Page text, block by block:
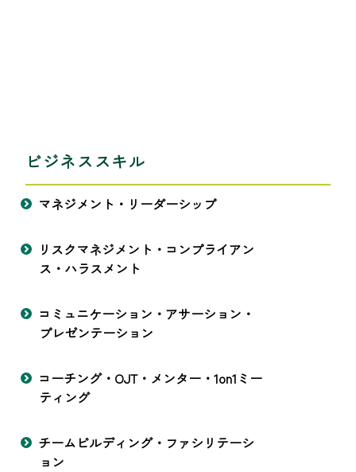
ビジネススキル
マネジメント・リーダーシップ
リスクマネジメント・コンプライアン
ス・ハラスメント
コミュニケーション・アサーション・
プレゼンテーション
コーチング・OJT・メンター・1on1ミー
ティング
チームビルディング・ファシリテーシ
ョン